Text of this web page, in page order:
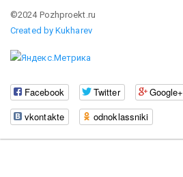
©2024 Pozhproekt.ru
Created by Kukharev
Facebook Twitter Google+
vkontakte
odnoklassniki